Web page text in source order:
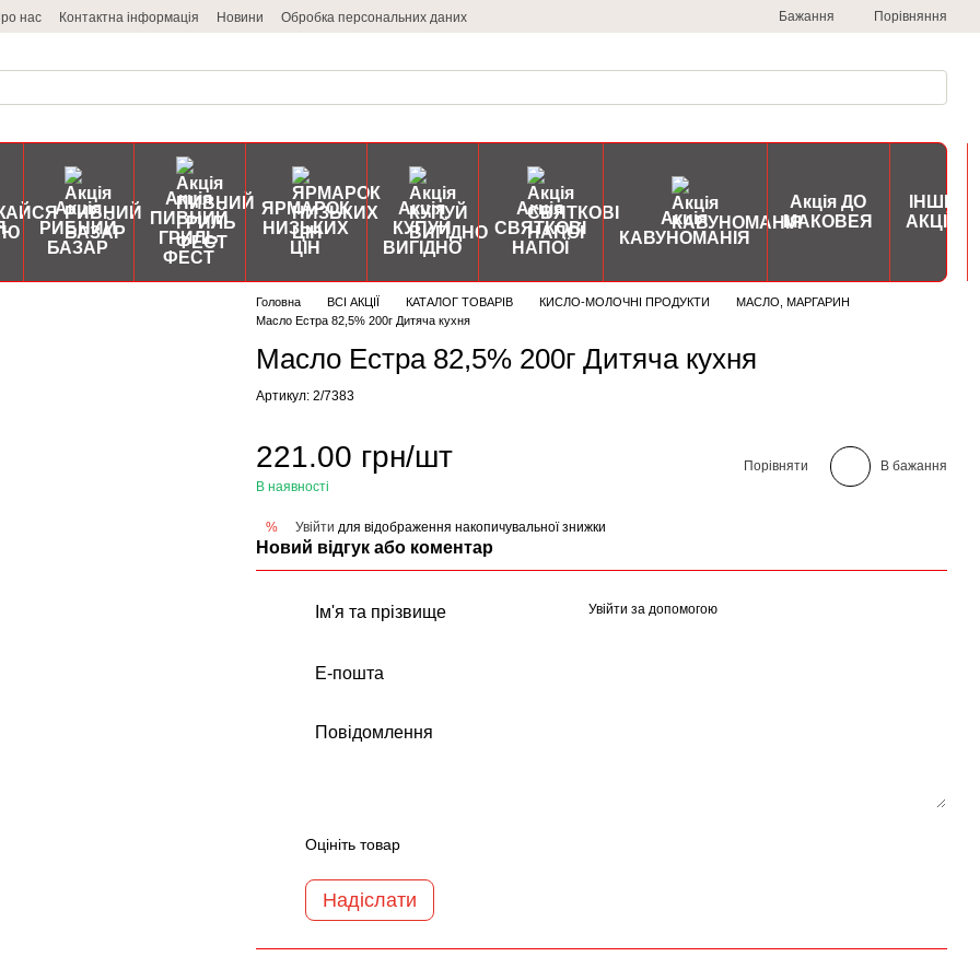
нас Контактна інформація Новини Обробка персональних даних Бажання Порівняння
Акція
РИБНИЙ
БАЗАР
Акція
ПИВНИЙ
ГРИЛЬ
ФЕСТ
ЯРМАРОК
НИЗЬКИХ
ЦІН
Акція
КУПУЙ
ВИГІДНО
Акція
СВЯТКОВІ
НАПОЇ
Акція
КАВУНОМАНІЯ
Акція ДО
МАКОВЕЯ
ІНШІ
АКЦІЇ
Головна ВСІ АКЦІЇ КАТАЛОГ ТОВАРІВ КИСЛО-МОЛОЧНІ ПРОДУКТИ
МАСЛО, МАРГАРИН
Масло Естра 82,5% 200г Дитяча кухня
Масло Естра 82,5% 200г Дитяча кухня
Артикул: 2/7383
221.00 грн/шт
В наявності
Порівняти В бажання
% Увійти для відображення накопичувальної знижки
Новий відгук або коментар
Увійти за допомогою
Оцініть товар
Надіслати